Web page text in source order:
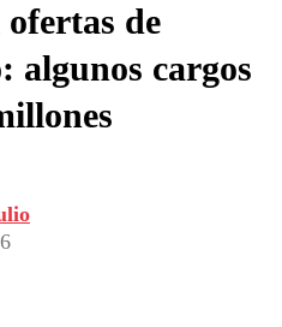
de
algunos cargos